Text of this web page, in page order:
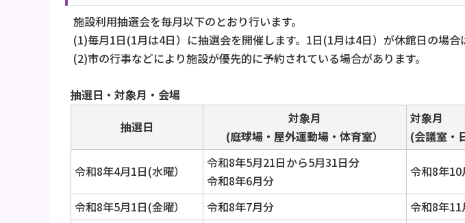
施設利用抽選会を毎月以下のとおり行います。
(1)毎月1日(1月は4日）に抽選会を開催します。1日(1月は4日）が休館日の場合
(2)市の行事などにより施設が優先的に予約されている場合があります。
抽選日・対象月・会場
抽選日
対象月
(庭球場・屋外運動場・体育室）
対象月
(会議室・
令和8年4月1日(水曜）
令和8年5月21日から5月31日分
令和8年6月分
令和8年10
令和8年5月1日(金曜） 令和8年7月分 令和8年11